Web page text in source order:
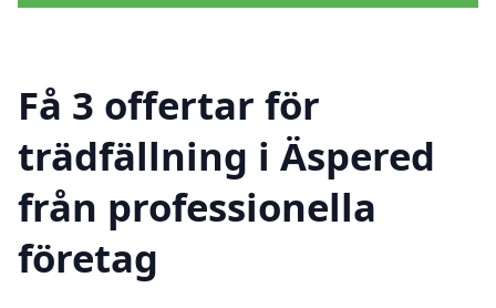
Få 3 offertar för
trädfällning i Äspered
från professionella
företag